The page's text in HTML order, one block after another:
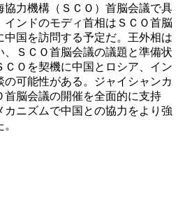
力機構（ＳＣＯ）首脳会議で具
ンドのモディ首相はＳＣＯ首脳
国を訪問する予定だ。王外相は
、ＳＣＯ首脳会議の議題と準備状
Ｏを契機に中国とロシア、イン
の可能性がある。ジャイシャンカ
首脳会議の開催を全面的に支持
カニズムで中国との協力をより強